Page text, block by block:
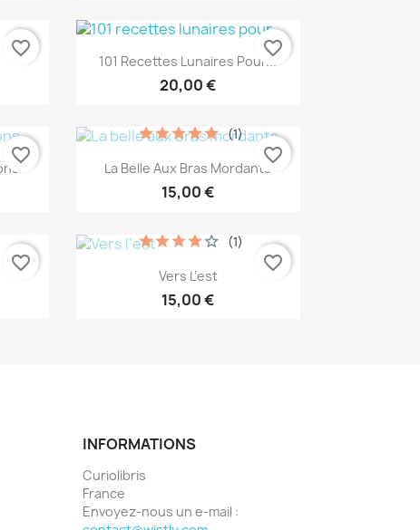
favorite_border Aperçu rapide
101 Recettes Lunaires Pour...
20,00 €
favorite_border
favorite_border Aperçu rapide
La Belle Aux Bras Mordants
15,00 €
(1)
favorite_border
favorite_border Aperçu rapide
Vers L’est
15,00 €
(1)
favorite_border
INFORMATIONS
Curiolibris
France
Envoyez-nous un e-mail :